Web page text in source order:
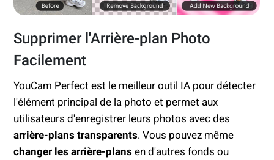
Supprimer l'Arrière-plan Photo
Facilement
YouCam Perfect est le meilleur outil IA pour détecter
l'élément principal de la photo et permet aux
utilisateurs d'enregistrer leurs photos avec des
arrière-plans transparents. Vous pouvez même
changer les arrière-plansen d'autres fonds ou